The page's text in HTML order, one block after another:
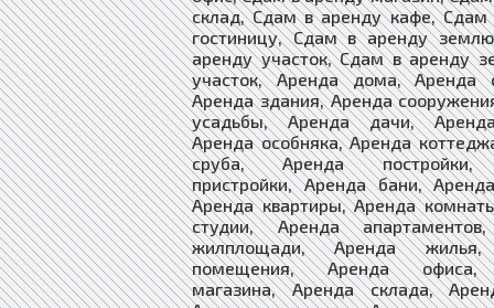
склад, Сдам в аренду кафе, Сдам
гостиницу, Сдам в аренду
аренду участок, Сдам в аренду
участок, Аренда дома, Аренда
Аренда здания, Аренда
усадьбы, Аренда дачи,
Аренда особняка, Аренда
сруба, Аренда постройки,
пристройки, Аренда бани,
Аренда квартиры, Аренда
студии, Аренда
жилплощади, Аренда жилья,
помещения, Аренда офиса,
магазина, Аренда склада,